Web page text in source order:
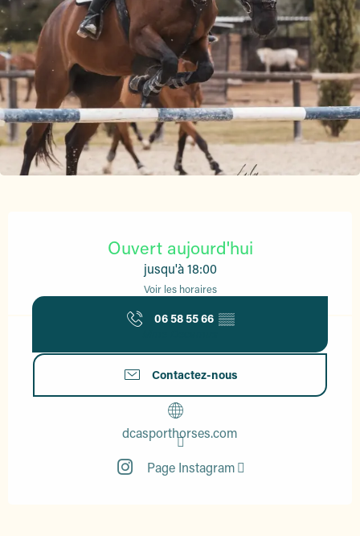
Ouvert aujourd'hui
jusqu'à 18:00
Voir les horaires
06 58 55 66 ▒▒
Contactez-nous
dcasporthorses.com
Page Instagram